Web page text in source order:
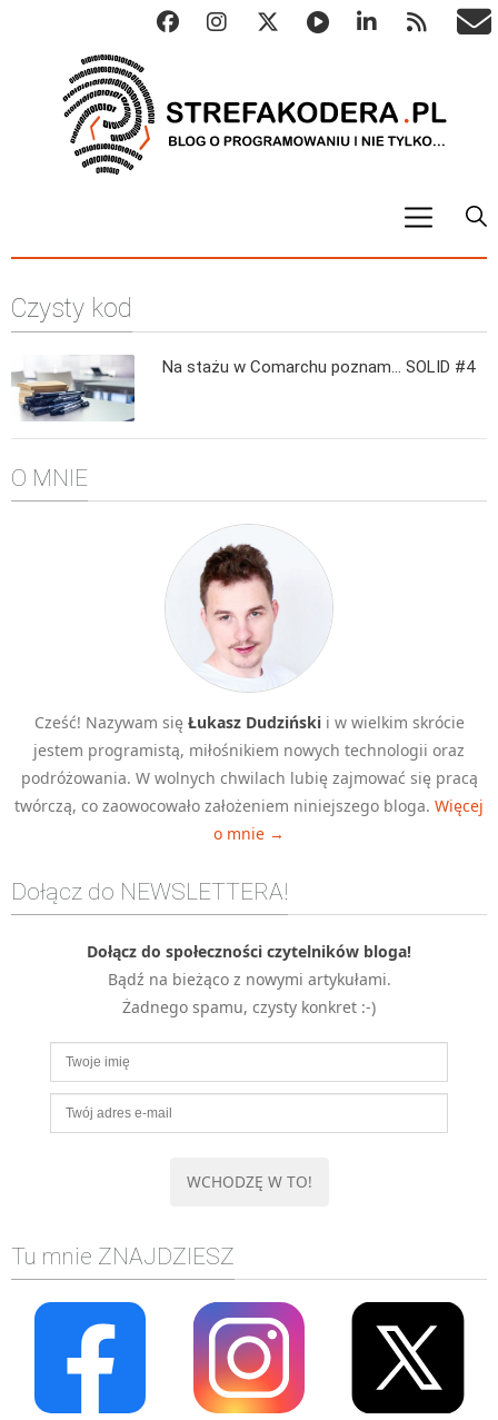
Metody numeryczne
Algorytmy wyszukiwania
Inne
C++
Elementarz Java
Pascal
HTML 5
CSS 3
Django
PHP
WordPress
MOBILE
Android
KONTROLA WERSJI
SQL
TESTOWANIE
SIECI
WYDARZENIA
BIZNES
PO GODZINACH
Czysty kod
Na stażu w Comarchu poznam… SOLID #4
O MNIE
Cześć! Nazywam się Łukasz Dudzińskii w wielkim skrócie
jestem programistą, miłośnikiem nowych technologii oraz
podróżowania. W wolnych chwilach lubię zajmować się pracą
twórczą, co zaowocowało założeniem niniejszego bloga. Więcej
o mnie →
Dołącz do NEWSLETTERA!
Dołącz do społeczności czytelników bloga!
Bądź na bieżąco z nowymi artykułami.
Żadnego spamu, czysty konkret :-)
Tu mnie ZNAJDZIESZ